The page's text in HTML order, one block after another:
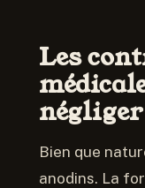
Les
négliger
Bien que
anodins. La